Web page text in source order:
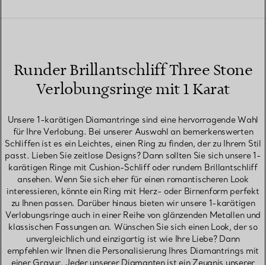
Runder Brillantschliff Three Stone
Verlobungsringe mit 1 Karat
Unsere 1-karätigen Diamantringe sind eine hervorragende Wahl
für Ihre Verlobung. Bei unserer Auswahl an bemerkenswerten
Schliffen ist es ein Leichtes, einen Ring zu finden, der zu Ihrem Stil
passt. Lieben Sie zeitlose Designs? Dann sollten Sie sich unsere 1-
karätigen Ringe mit Cushion-Schliff oder rundem Brillantschliff
ansehen. Wenn Sie sich eher für einen romantischeren Look
interessieren, könnte ein Ring mit Herz- oder Birnenform perfekt
zu Ihnen passen. Darüber hinaus bieten wir unsere 1-karätigen
Verlobungsringe auch in einer Reihe von glänzenden Metallen und
klassischen Fassungen an. Wünschen Sie sich einen Look, der so
unvergleichlich und einzigartig ist wie Ihre Liebe? Dann
empfehlen wir Ihnen die Personalisierung Ihres Diamantrings mit
einer Gravur. Jeder unserer Diamanten ist ein Zeugnis unserer